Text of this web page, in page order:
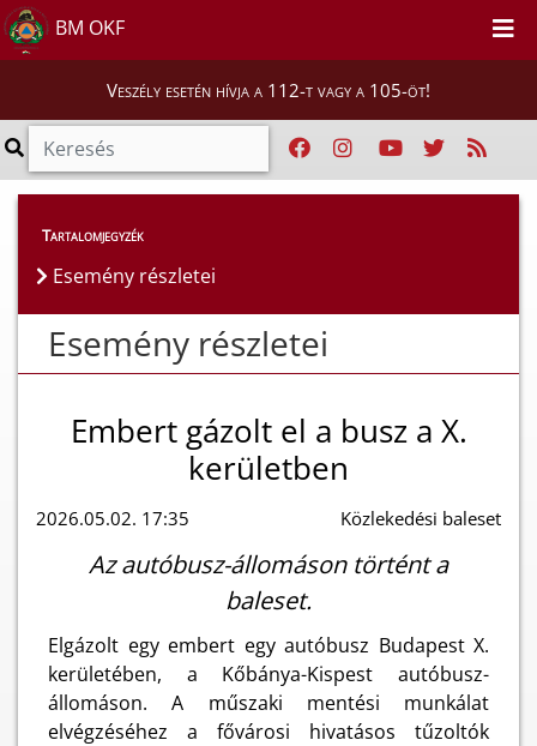
BM OKF
Veszély esetén hívja a 112-t vagy a 105-öt!
Esemény részletei
Tartalomjegyzék
Esemény részletei
Esemény részletei
Embert gázolt el a busz a X.
kerületben
2026.05.02. 17:35 Közlekedési baleset
Az autóbusz-állomáson történt a
baleset.
Elgázolt egy embert egy autóbusz Budapest X.
kerületében, a Kőbánya-Kispest autóbusz-
állomáson. A műszaki mentési munkálat
elvégzéséhez a fővárosi hivatásos tűzoltók